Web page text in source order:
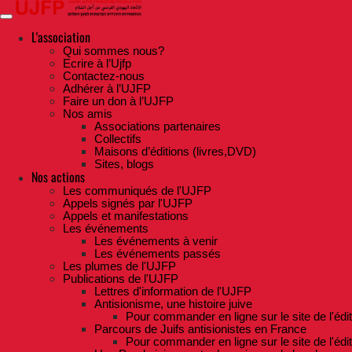
Skip
to
contentL'association
Qui sommes nous?
Ecrire à l’Ujfp
Contactez-nous
Adhérer à l’UJFP
Faire un don à l’UJFP
Nos amis
Associations partenaires
Collectifs
Maisons d’éditions (livres,DVD)
Sites, blogs
Nos actions
Les communiqués de l'UJFP
Appels signés par l'UJFP
Appels et manifestations
Les événements
Les événements à venir
Les événements passés
Les plumes de l'UJFP
Publications de l'UJFP
Lettres d'information de l'UJFP
Antisionisme, une histoire juive
Pour commander en ligne sur le site de
Parcours de Juifs antisionistes en France
Pour commander en ligne sur le site de